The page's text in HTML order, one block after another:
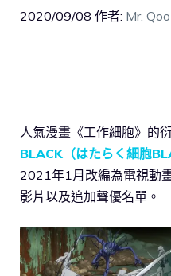
2020/09/08 作者: Mr. Qoo
人氣漫畫《工作細胞》的
BLACK（はたらく細胞
2021年1月改編為電視動
影片以及追加聲優名單。